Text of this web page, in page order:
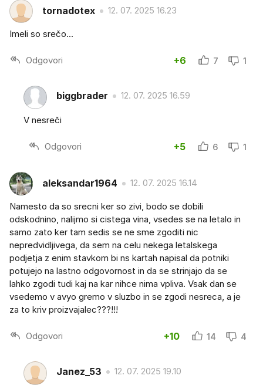
tornadotex 12. 07. 2025 16.23
Imeli so srečo...
Odgovori +6 7 1
biggbrader 12. 07. 2025 16.59
V nesreči
Odgovori +5 6 1
aleksandar1964 12. 07. 2025 16.14
Namesto da so srecni ker so zivi, bodo se dobili
odskodnino, nalijmo si cistega vina, vsedes se na letalo in
samo zato ker tam sedis se ne sme zgoditi nic
nepredvidljivega, da sem na celu nekega letalskega
podjetja z enim stavkom bi ns kartah napisal da potniki
potujejo na lastno odgovornost in da se strinjajo da se
lahko zgodi tudi kaj na kar nihce nima vpliva. Vsak dan se
vsedemo v avyo gremo v sluzbo in se zgodi nesreca, a je
za to kriv proizvajalec???!!!
Odgovori +10 14 4
Janez_53 12. 07. 2025 19.10